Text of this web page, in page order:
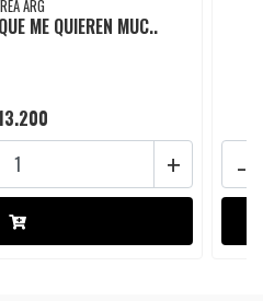
ARG
ME QUIEREN MUC..
+ -